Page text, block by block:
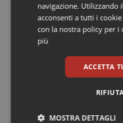
Oncologia & Nutrizione
Psoriasi & pelle
Quotidiano Cardiologia
Quotidiano Chirurgia
Quotidiano Oncologia
Ultime analisi e
Cloud sanitario:
navigazione. Utilizzando
acconsenti a tutti i
con la nostra policy per i
più
ACCETTA
MOSTRA DETTAGLI